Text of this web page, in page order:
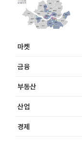
마켓
금융
부동산
산업
경제